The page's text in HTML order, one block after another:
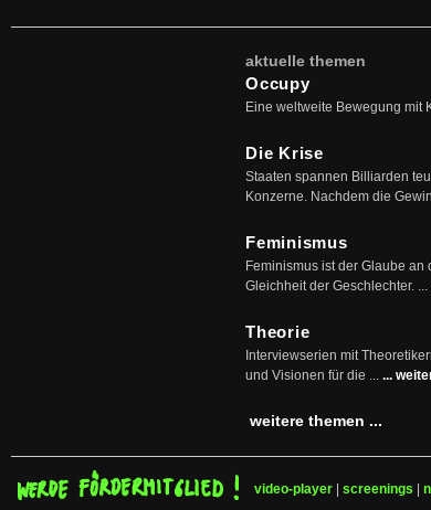
aktuelle themen
Occupy
Eine weltweite Bewegung mit
Die Krise
Staaten spannen Billiarden
Konzerne. Nachdem die
Feminismus
Feminismus ist der Glaube
Gleichheit der Geschlechter. ...
Theorie
Interviewserien mit
und Visionen für die ... ...
weitere themen ...
video-player screenings